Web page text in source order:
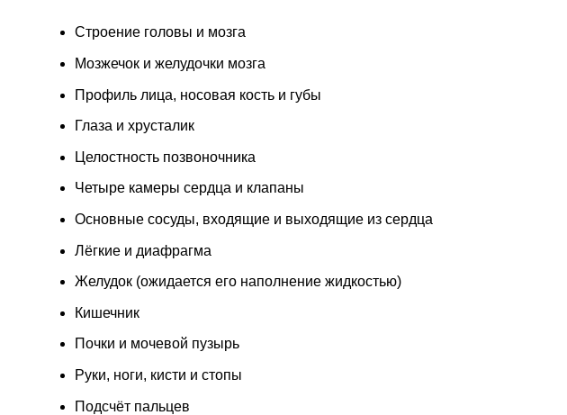
Строение головы и мозга
Мозжечок и желудочки мозга
Профиль лица, носовая кость и губы
Глаза и хрусталик
Целостность позвоночника
Четыре камеры сердца и клапаны
Основные сосуды, входящие и выходящие из сердца
Лёгкие и диафрагма
Желудок (ожидается его наполнение жидкостью)
Кишечник
Почки и мочевой пузырь
Руки, ноги, кисти и стопы
Подсчёт пальцев